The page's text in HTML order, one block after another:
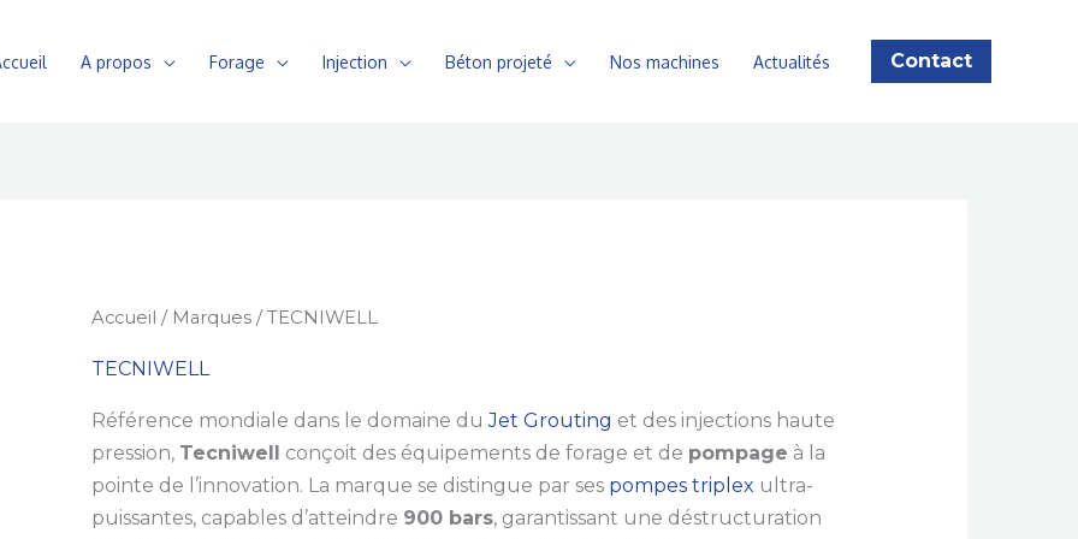
A propos Forage Injection Béton projeté Nos machines Actualités Contact
Accueil / Marques/ TECNIWELL
TECNIWELL
Référence mondiale dans le domaine duJet Grouting et des injections haute
pression, Tecniwell conçoit des équipements de forage et de pompage à la
pointe de l’innovation. La marque se distingue par ses pompes triplex ultra-
puissantes, capables d’atteindre 900 bars, garantissant une déstructuration